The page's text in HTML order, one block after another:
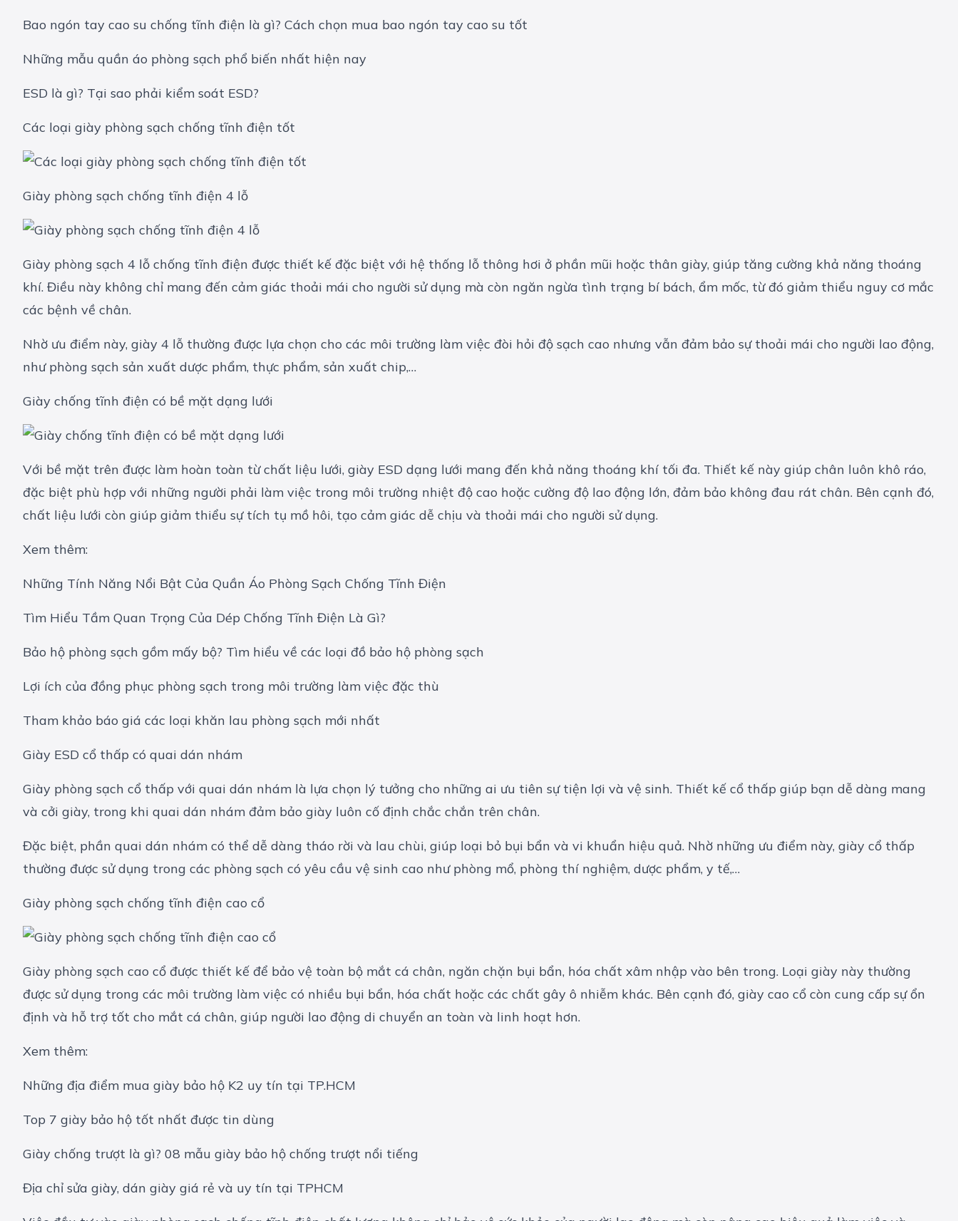
Bao ngón tay cao su chống tĩnh điện là gì? Cách chọn mua bao ngón tay cao su tốt
Những mẫu quần áo phòng sạch phổ biến nhất hiện nay
ESD là gì? Tại sao phải kiểm soát ESD?
Các loại giày phòng sạch chống tĩnh điện tốt
Giày phòng sạch chống tĩnh điện 4 lỗ
Giày phòng sạch 4 lỗ chống tĩnh điện được thiết kế đặc biệt với hệ thống lỗ thông hơi ở phần mũi hoặc thân giày, giúp tăng cường khả năng thoáng
khí. Điều này không chỉ mang đến cảm giác thoải mái cho người sử dụng mà còn ngăn ngừa tình trạng bí bách, ẩm mốc, từ đó giảm thiểu nguy cơ mắc
các bệnh về chân.
Nhờ ưu điểm này, giày 4 lỗ thường được lựa chọn cho các môi trường làm việc đòi hỏi độ sạch cao nhưng vẫn đảm bảo sự thoải mái cho người lao động,
như phòng sạch sản xuất dược phẩm, thực phẩm, sản xuất chip,…
Giày chống tĩnh điện có bề mặt dạng lưới
Với bề mặt trên được làm hoàn toàn từ chất liệu lưới, giày ESD dạng lưới mang đến khả năng thoáng khí tối đa. Thiết kế này giúp chân luôn khô ráo,
đặc biệt phù hợp với những người phải làm việc trong môi trường nhiệt độ cao hoặc cường độ lao động lớn, đảm bảo không đau rát chân. Bên cạnh đó,
chất liệu lưới còn giúp giảm thiểu sự tích tụ mồ hôi, tạo cảm giác dễ chịu và thoải mái cho người sử dụng.
Xem thêm:
Những Tính Năng Nổi Bật Của Quần Áo Phòng Sạch Chống Tĩnh Điện
Tìm Hiểu Tầm Quan Trọng Của Dép Chống Tĩnh Điện Là Gì?
Bảo hộ phòng sạch gồm mấy bộ? Tìm hiểu về các loại đồ bảo hộ phòng sạch
Lợi ích của đồng phục phòng sạch trong môi trường làm việc đặc thù
Tham khảo báo giá các loại khăn lau phòng sạch mới nhất
Giày ESD cổ thấp có quai dán nhám
Giày phòng sạch cổ thấp với quai dán nhám là lựa chọn lý tưởng cho những ai ưu tiên sự tiện lợi và vệ sinh. Thiết kế cổ thấp giúp bạn dễ dàng mang
và cởi giày, trong khi quai dán nhám đảm bảo giày luôn cố định chắc chắn trên chân.
Đặc biệt, phần quai dán nhám có thể dễ dàng tháo rời và lau chùi, giúp loại bỏ bụi bẩn và vi khuẩn hiệu quả. Nhờ những ưu điểm này, giày cổ thấp
thường được sử dụng trong các phòng sạch có yêu cầu vệ sinh cao như phòng mổ, phòng thí nghiệm, dược phẩm, y tế,…
Giày phòng sạch chống tĩnh điện cao cổ
Giày phòng sạch cao cổ được thiết kế để bảo vệ toàn bộ mắt cá chân, ngăn chặn bụi bẩn, hóa chất xâm nhập vào bên trong. Loại giày này thường
được sử dụng trong các môi trường làm việc có nhiều bụi bẩn, hóa chất hoặc các chất gây ô nhiễm khác. Bên cạnh đó, giày cao cổ còn cung cấp sự ổn
định và hỗ trợ tốt cho mắt cá chân, giúp người lao động di chuyển an toàn và linh hoạt hơn.
Xem thêm:
Những địa điểm mua giày bảo hộ K2 uy tín tại TP.HCM
Top 7 giày bảo hộ tốt nhất được tin dùng
Giày chống trượt là gì? 08 mẫu giày bảo hộ chống trượt nổi tiếng
Địa chỉ sửa giày, dán giày giá rẻ và uy tín tại TPHCM